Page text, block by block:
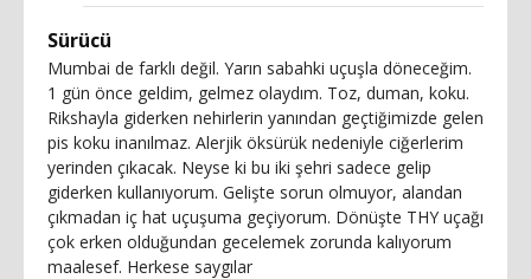
Sürücü
Mumbai de farklı değil. Yarın sabahki uçuşla döneceğim.
1 gün önce geldim, gelmez olaydım. Toz, duman, koku.
Rikshayla giderken nehirlerin yanından geçtiğimizde gelen
pis koku inanılmaz. Alerjik öksürük nedeniyle ciğerlerim
yerinden çıkacak. Neyse ki bu iki şehri sadece gelip
giderken kullanıyorum. Gelişte sorun olmuyor, alandan
çıkmadan iç hat uçuşuma geçiyorum. Dönüşte THY uçağı
çok erken olduğundan gecelemek zorunda kalıyorum
maalesef. Herkese saygılar